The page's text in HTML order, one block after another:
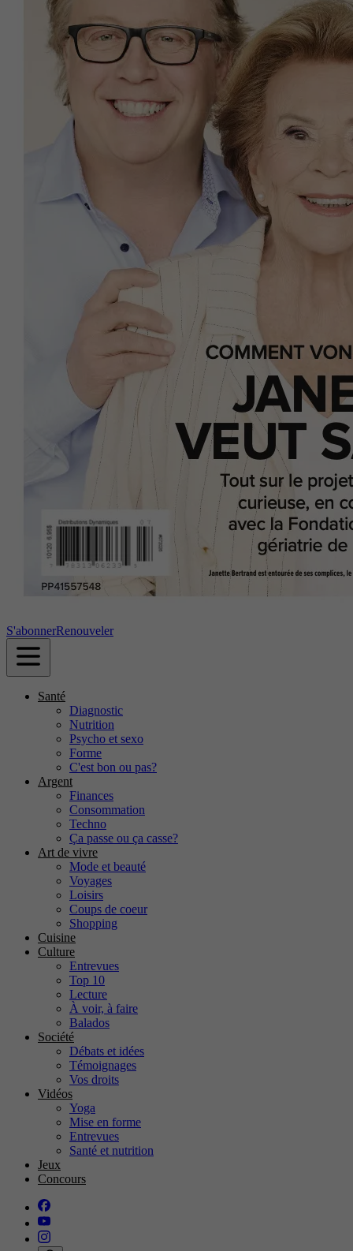
S'abonnerRenouveler
Santé
Diagnostic
Nutrition
Psycho et sexo
Forme
C'est bon ou pas?
Argent
Finances
Consommation
Techno
Ça passe ou ça casse?
Art de vivre
Mode et beauté
Voyages
Loisirs
Coups de coeur
Shopping
Cuisine
Culture
Entrevues
Top 10
Lecture
À voir, à faire
Balados
Société
Débats et idées
Témoignages
Vos droits
Vidéos
Yoga
Mise en forme
Entrevues
Santé et nutrition
Jeux
Concours